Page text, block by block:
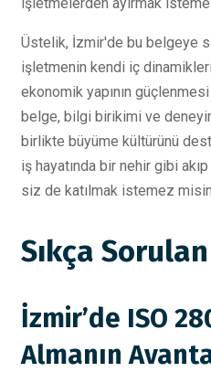
Üstelik, İzmir'de bu belgeye
işletmenin kendi iç
ekonomik yapının
belge, bilgi birikimi ve
birlikte büyüme kültürünü
iş hayatında bir nehir gibi
siz de katılmak istemez
Sıkça
İzmir’de ISO
Almanın